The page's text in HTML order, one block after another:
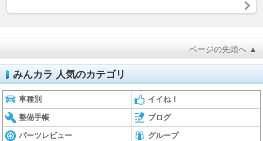
ページの先頭へ ▲
みんカラ 人気のカテゴリ
車種別 イイね！
整備手帳 ブログ
パーツレビュー グループ